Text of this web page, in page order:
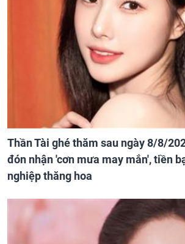
Thần Tài ghé thăm sau ngày 8/8/
đón nhận 'cơn mưa may mắn', tiền
nghiệp thăng hoa